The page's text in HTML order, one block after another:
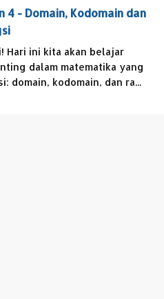
4 - Domain, Kodomain dan
Hari ini kita akan belajar
dalam matematika yang
domain, kodomain, dan ra...